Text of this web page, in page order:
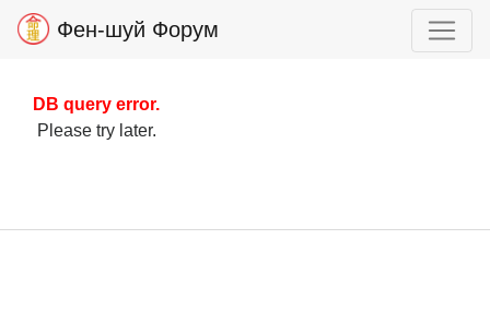
Фен-шуй Форум
DB query error.
Please try later.